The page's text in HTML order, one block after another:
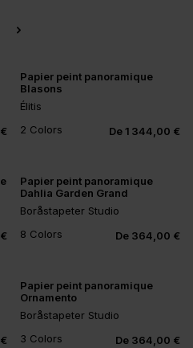
Papier peint panoramique
Blasons
Élitis
2 Colors
De 1 344,00 €
Papier peint panoramique
Dahlia Garden Grand
Boråstapeter Studio
8 Colors
De 364,00 €
Papier peint panoramique
Ornamento
Boråstapeter Studio
3 Colors
De 364,00 €